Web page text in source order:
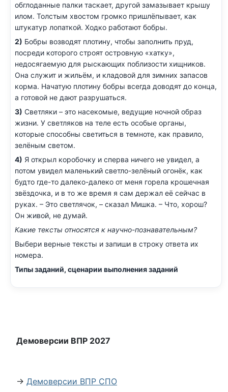
обглоданные палки таскает, другой замазывает крышу
илом. Толстым хвостом громко пришлёпывает, как
штукатур лопаткой. Ходко работают бобры.
2) Бобры возводят плотину, чтобы заполнить пруд,
посреди которого строят островную «хатку»,
недосягаемую для рыскающих поблизости хищников.
Она служит и жильём, и кладовой для зимних запасов
корма. Начатую плотину бобры всегда доводят до конца,
а готовой не дают разрушаться.
3) Светляки – это насекомые, ведущие ночной образ
жизни. У светляков на теле есть особые органы,
которые способны светиться в темноте, как правило,
зелёным светом.
4) Я открыл коробочку и сперва ничего не увидел, а
потом увидел маленький светло-зелёный огонёк, как
будто где-то далеко-далеко от меня горела крошечная
звёздочка, и в то же время я сам держал её сейчас в
руках. – Это светлячок, – сказал Мишка. – Что, хорош?
Он живой, не думай.
Какие тексты относятся к научно-познавательным?
Выбери верные тексты и запиши в строку ответа их
номера.
Типы заданий, сценарии выполнения заданий
Демоверсии ВПР 2027
→ Демоверсии ВПР СПО